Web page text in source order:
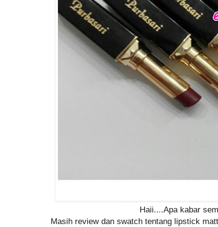
Haii....Apa kabar
Masih review dan swatch tentang lipstick